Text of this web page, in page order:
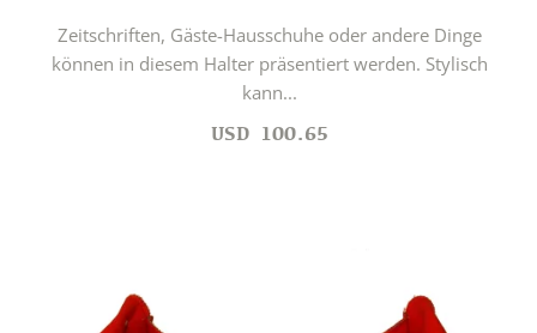
Zeitschriften, Gäste-Hausschuhe oder andere Dinge
können in diesem Halter präsentiert werden. Stylisch
kann...
USD 100.65